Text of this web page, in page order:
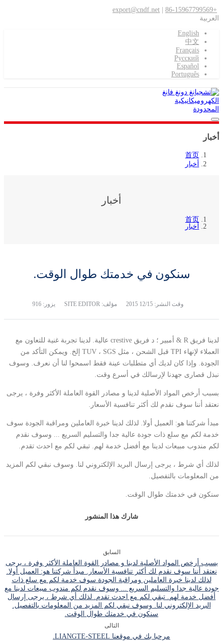
+86-15967799569
export@cndf.net
العربية
English
中文
Français
Pусский
Español
Português
أخبار
首页
أخبار
أخبار
首页
أخبار
سنكون في خدمتك طوال الوقت.
وقت النشر:12/15 2015 مؤلف: SITE EDITOR يزور: 916
لدينا فريق R & أمبير ؛ د فريق crestive عالية. لدينا تجربة غنية للتعاون مع
العملاء لإنهاء TPI قبل الشحن ، مثل TUV ، SGS إلخ. ويمكن التأكد من
الجودة. وإذا كان لديك أي متطلبات عينة فقط اسمحوا لنا أن نعرف. وسوف
نبذل قصارى جهدنا لإرسالك في أسرع وقت.
بسبب أرخص المواد الأصلية لدينا و مصادر القوة العاملة الأكثر وفرة ، يرجى
نعتقد أننا سوف نقدم لك أكثر تنافسية الأسعار.
مبدأ شركتنا هو: العميل أولا. لذلك لدينا خبرة العاملين ومراقبة الجودة سوف
خدمة لكم مع سلع ذات جودة عالية جدا والتسليم السريع ... وسوف نقدم
لكم مندوب مبيعات لدينا مع أفضل خدمة لهم. تبقي لكم مع احدث تقدم.
لذلك أي شرط ، يرجى إرسال البريد الإلكتروني لنا. وسوف نبقي لكم المزيد
من المعلومات بالتفصيل.
سنكون في خدمتك طوال الوقت.
شارك هذا المنشور
السابق
بسبب أرخص المواد الأصلية لدينا و مصادر القوة العاملة الأكثر وفرة ، يرجى
نعتقد أننا سوف نقدم لك أكثر تنافسية الأسعار. مبدأ شركتنا هو: العميل أولا.
لذلك لدينا خبرة العاملين ومراقبة الجودة سوف خدمة لكم مع سلع ذات
جودة عالية جدا والتسليم السريع ... وسوف نقدم لكم مندوب مبيعات لدينا مع
أفضل خدمة لهم. تبقي لكم مع احدث تقدم. لذلك أي شرط ، يرجى إرسال
البريد الإلكتروني لنا. وسوف نبقي لكم المزيد من المعلومات بالتفصيل.
سنكون في خدمتك طوال الوقت.
التالى
مرحبا بك في موقعنا LIANGTE-STEEL.